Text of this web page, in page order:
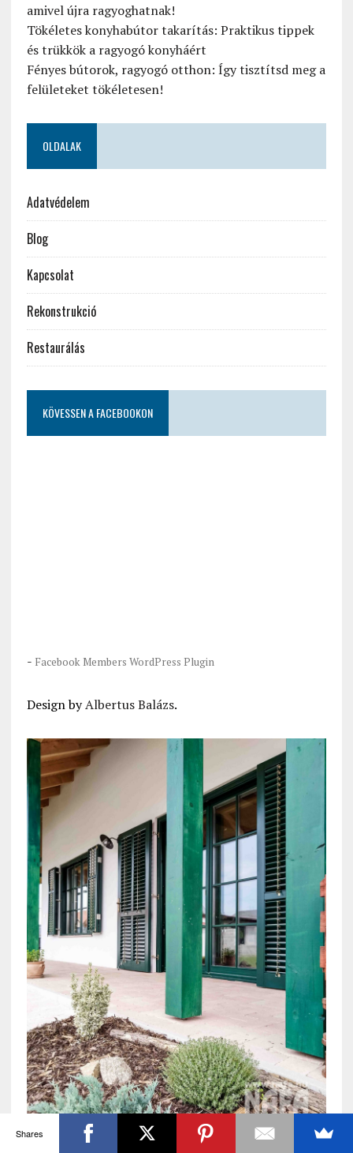
amivel újra ragyoghatnak!
Tökéletes konyhabútor takarítás: Praktikus tippek
és trükkök a ragyogó konyháért
Fényes bútorok, ragyogó otthon: Így tisztítsd meg a
felületeket tökéletesen!
OLDALAK
Adatvédelem
Blog
Kapcsolat
Rekonstrukció
Restaurálás
KÖVESSEN A FACEBOOKON
- Facebook Members WordPress Plugin
Design byAlbertus Balázs.
Shares